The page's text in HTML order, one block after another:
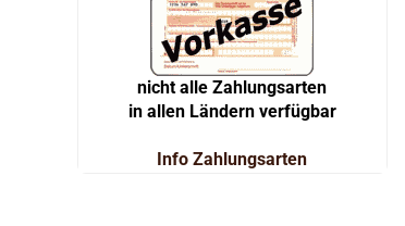
nicht alle Zahlungsarten
in allen Ländern verfügbar
Info Zahlungsarten